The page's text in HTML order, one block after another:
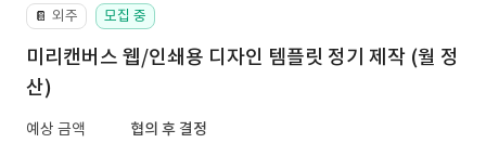
📔 외주 모집 중
미리캔버스 웹/인쇄용 디자인 템플릿 정기 제작 (월 정
산)
예상 금액
협의 후 결정